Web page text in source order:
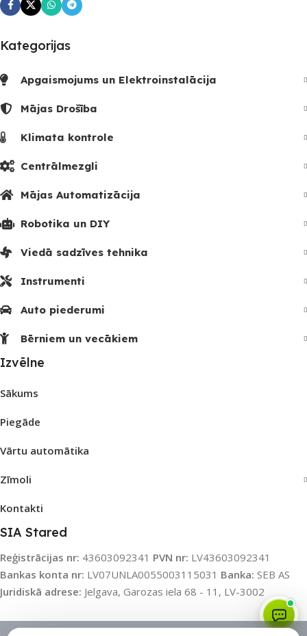
Kategorijas
Apgaismojums un Elektroinstalācija
Mājas Drošība
Klimata kontrole
Centrālmezgli
Mājas Automatizācija
Robotika un DIY
Viedā sadzīves tehnika
Instrumenti
Auto piederumi
Bērniem un vecākiem
Izvēlne
Sākums
Piegāde
Vārtu automātika
Zīmoli
Kontakti
SIA Stared
Reģistrācijas nr: 43603092341 PVN nr: LV43603092341
Bankas konta nr: LV07UNLA0055003115031 Banka: SEB AS
Juridiskā adrese: Jelgava, Garozas iela 68 - 11, LV-3002